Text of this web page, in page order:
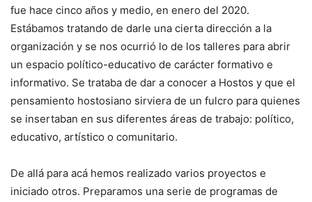
fue hace cinco años y medio, en enero del 2020.
Estábamos tratando de darle una cierta dirección a la
organización y se nos ocurrió lo de los talleres para abrir
un espacio político-educativo de carácter formativo e
informativo. Se trataba de dar a conocer a Hostos y que el
pensamiento hostosiano sirviera de un fulcro para quienes
se insertaban en sus diferentes áreas de trabajo: político,
educativo, artístico o comunitario.
De allá para acá hemos realizado varios proyectos e
iniciado otros. Preparamos una serie de programas de